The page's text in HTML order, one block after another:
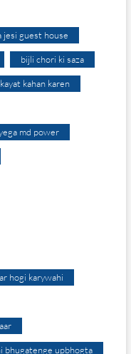
jesi guest house
bijli chori ki saza
kahan karen
md power
hogi karywahi
bhugatenge upbhogta